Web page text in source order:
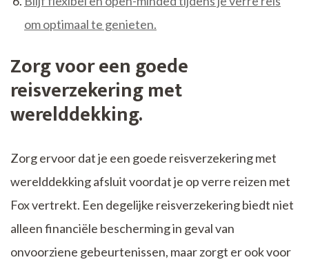
om optimaal te genieten.
Zorg voor een goede
reisverzekering met
werelddekking.
Zorg ervoor dat je een goede reisverzekering met
werelddekking afsluit voordat je op verre reizen met
Fox vertrekt. Een degelijke reisverzekering biedt niet
alleen financiële bescherming in geval van
onvoorziene gebeurtenissen, maar zorgt er ook voor